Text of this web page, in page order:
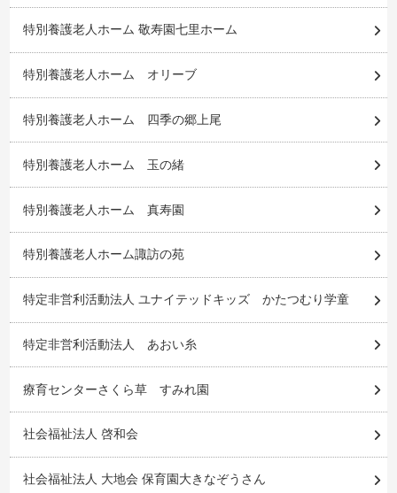
特別養護老人ホーム 敬寿園七里ホーム
特別養護老人ホーム オリーブ
特別養護老人ホーム 四季の郷上尾
特別養護老人ホーム 玉の緒
特別養護老人ホーム 真寿園
特別養護老人ホーム諏訪の苑
特定非営利活動法人 ユナイテッドキッズ かたつむり学童
特定非営利活動法人 あおい糸
療育センターさくら草 すみれ園
社会福祉法人 啓和会
社会福祉法人 大地会 保育園大きなぞうさん